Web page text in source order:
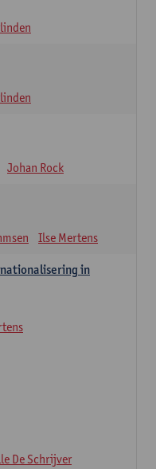
Johan Rock
Ilse Mertens
in
De Schrijver